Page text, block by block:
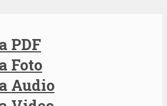
PDF
Foto
Audio